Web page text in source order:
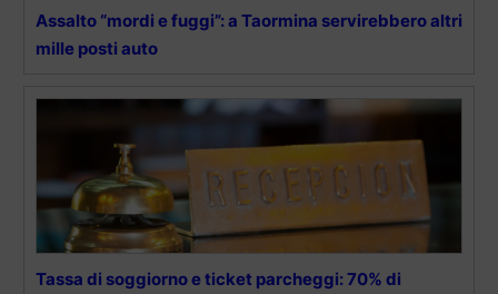
Assalto “mordi e fuggi”: a Taormina servirebbero altri
mille posti auto
Tassa di soggiorno e ticket parcheggi: 70% di